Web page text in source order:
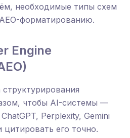
необходимые типы схем
форматированию.
Engine
чтобы AI-системы —
Perplexity, Gemini
его точно.